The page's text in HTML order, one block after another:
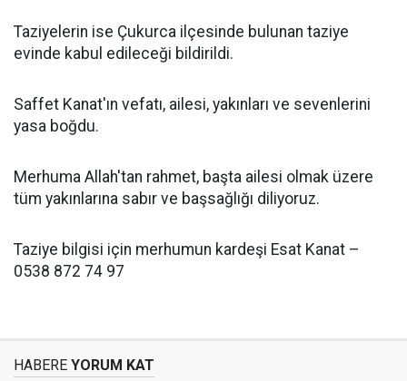
Taziyelerin ise Çukurca ilçesinde bulunan taziye
evinde kabul edileceği bildirildi.
Saffet Kanat'ın vefatı, ailesi, yakınları ve sevenlerini
yasa boğdu.
Merhuma Allah'tan rahmet, başta ailesi olmak üzere
tüm yakınlarına sabır ve başsağlığı diliyoruz.
Taziye bilgisi için merhumun kardeşi Esat Kanat –
0538 872 74 97
HABERE YORUM KAT